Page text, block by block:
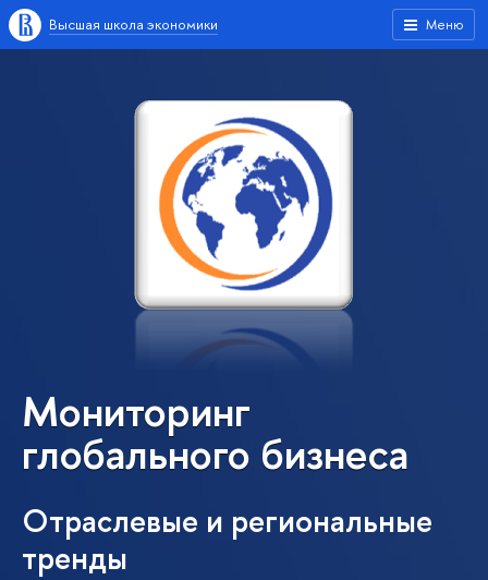
Меню
Высшая школа экономики
Мониторинг
глобального бизнеса
Отраслевые и региональные
тренды